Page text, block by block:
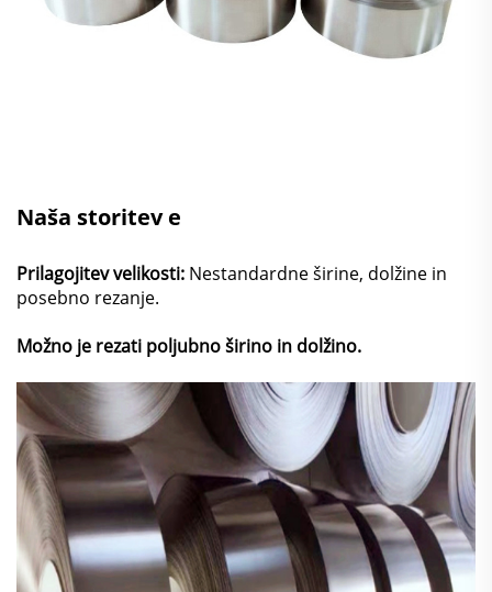
Naša storiteve
Prilagojitev velikosti: Nestandardne širine, dolžine in
posebno rezanje.
Možno je rezati poljubno širino in dolžino.